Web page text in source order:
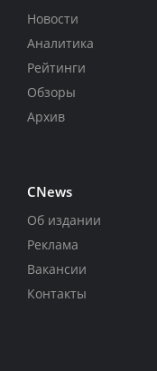
Новости
Аналитика
Рейтинги
Обзоры
Архив
CNews
Об издании
Реклама
Вакансии
Контакты